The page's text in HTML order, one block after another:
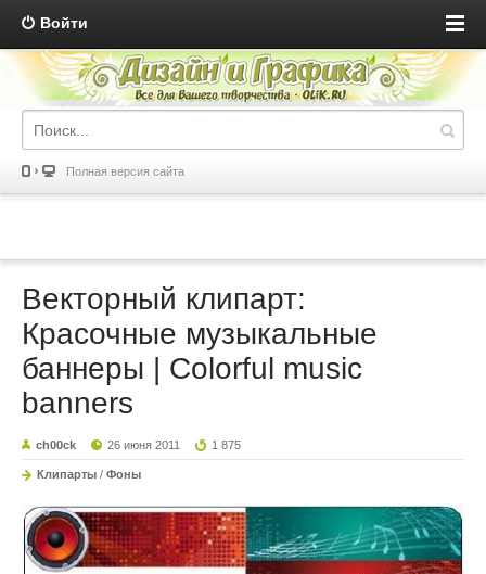
Войти
Полная версия сайта
Векторный клипарт:
Красочные музыкальные
баннеры | Colorful music
banners
ch00ck 26 июня 2011 1 875
Клипарты / Фоны